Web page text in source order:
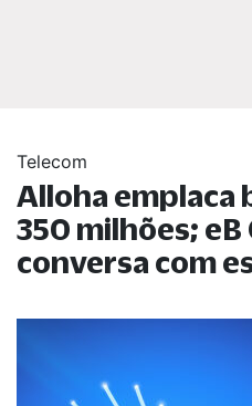
Telecom
Alloha emplaca
350 milhões; eB
conversa com